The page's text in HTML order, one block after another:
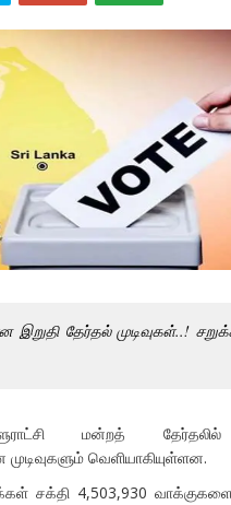
இறுதி தேர்தல் முடிவுகள்..!
மன்றத்
வெளியாகியுள்ளன.
சக்தி 4,503,930